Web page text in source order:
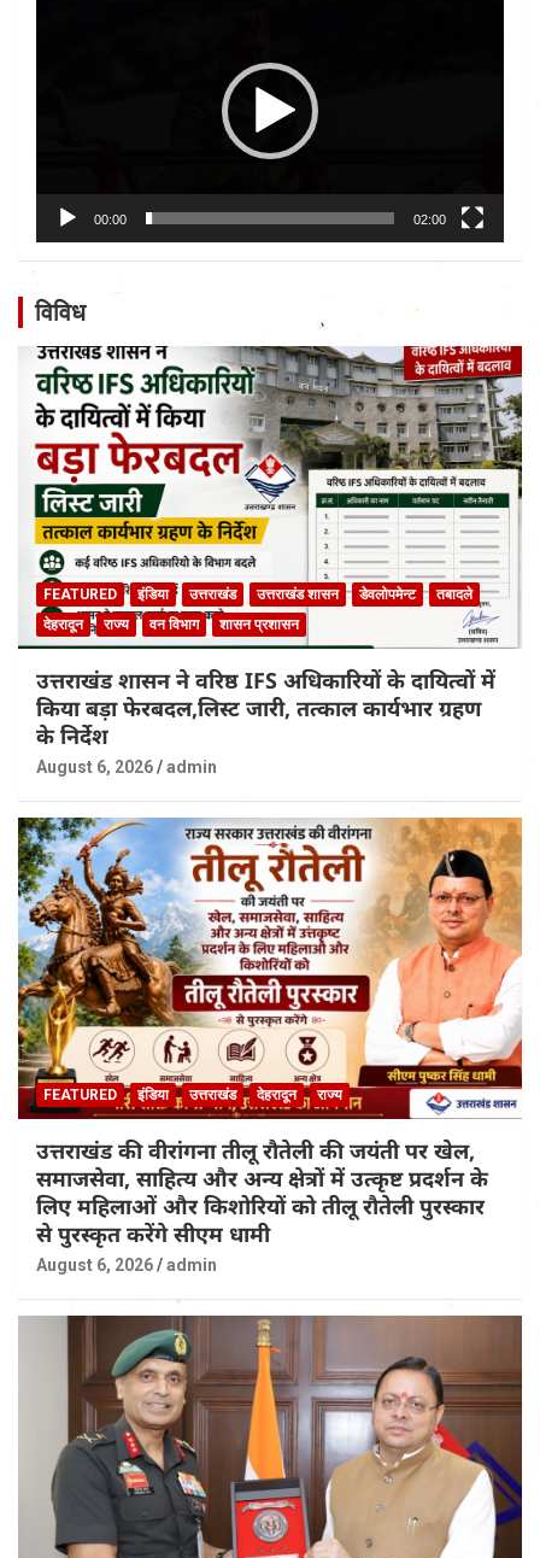
00:00 02:00
विविध
FEATURED इंडिया उत्तराखंड उत्तराखंड शासन डेवलोपमेन्ट
तबादले
देहरादून
राज्य वन विभाग शासन प्रशासन
उत्तराखंड शासन ने वरिष्ठ IFS अधिकारियों के दायित्वों में
किया बड़ा फेरबदल,लिस्ट जारी, तत्काल कार्यभार ग्रहण
के निर्देश
August 6, 2026 admin
FEATURED इंडिया उत्तराखंड देहरादून राज्य
उत्तराखंड की वीरांगना तीलू रौतेली की जयंती पर खेल,
समाजसेवा, साहित्य और अन्य क्षेत्रों में उत्कृष्ट प्रदर्शन के
लिए महिलाओं और किशोरियों को तीलू रौतेली पुरस्कार
से पुरस्कृत करेंगे सीएम धामी
August 6, 2026 admin